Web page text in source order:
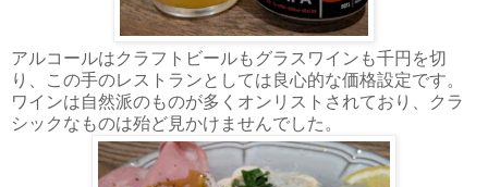
アルコールはクラフトビールもグラスワインも千円を切
り、この手のレストランとしては良心的な価格設定です。
ワインは自然派のものが多くオンリストされており、クラ
シックなものは殆ど見かけませんでした。